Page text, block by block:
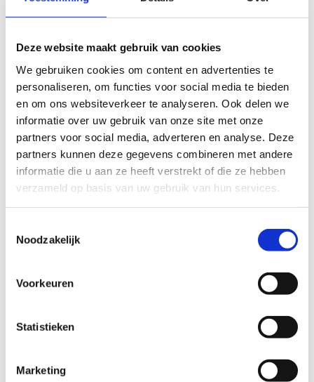
Deze website maakt gebruik van cookies
We gebruiken cookies om content en advertenties te
personaliseren, om functies voor social media te bieden
en om ons websiteverkeer te analyseren. Ook delen we
informatie over uw gebruik van onze site met onze
partners voor social media, adverteren en analyse. Deze
partners kunnen deze gegevens combineren met andere
informatie die u aan ze heeft verstrekt of die ze hebben
verzameld op basis van uw gebruik van hun services.
Noodzakelijk
Voorkeuren
Statistieken
Marketing
Meubilair
Statafel standaard
8,75 excl. BTW
TOEVOEGEN
WINKELWAGEN
Meubilair
Statafel
steigerhout wit
90×240 cm
€69,50 excl. BTW
WINKELWAGEN